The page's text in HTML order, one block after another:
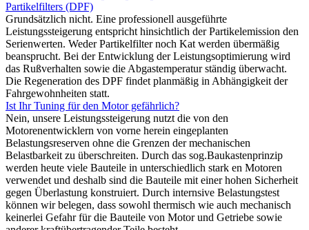
Partikelfilters (DPF)
Grundsätzlich nicht. Eine professionell ausgeführte
Leistungssteigerung entspricht hinsichtlich der Partikelemission den
Serienwerten. Weder Partikelfilter noch Kat werden übermäßig
beansprucht. Bei der Entwicklung der Leistungsoptimierung wird
das Rußverhalten sowie die Abgastemperatur ständig überwacht.
Die Regeneration des DPF findet planmäßig in Abhängigkeit der
Fahrgewohnheiten statt.
Ist Ihr Tuning für den Motor gefährlich?
Nein, unsere Leistungssteigerung nutzt die von den
Motorenentwicklern von vorne herein eingeplanten
Belastungsreserven ohne die Grenzen der mechanischen
Belastbarkeit zu überschreiten. Durch das sog.Baukastenprinzip
werden heute viele Bauteile in unterschiedlich stark en Motoren
verwendet und deshalb sind die Bauteile mit einer hohen Sicherheit
gegen Überlastung konstruiert. Durch internsive Belastungstest
können wir belegen, dass sowohl thermisch wie auch mechanisch
keinerlei Gefahr für die Bauteile von Motor und Getriebe sowie